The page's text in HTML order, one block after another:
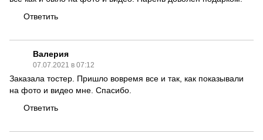
Ответить
Валерия
07.07.2021 в 07:12
Заказала тостер. Пришло вовремя все и так, как показывали
на фото и видео мне. Спасибо.
Ответить